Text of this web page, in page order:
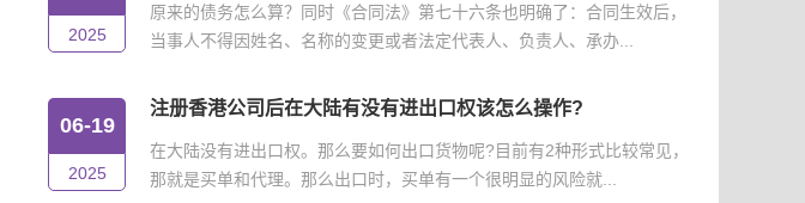
2025
原来的债务怎么算？同时《合同法》第七十六条也明确了：合同生效后，
当事人不得因姓名、名称的变更或者法定代表人、负责人、承办...
06-19
2025
注册香港公司后在大陆有没有进出口权该怎么操作?
在大陆没有进出口权。那么要如何出口货物呢?目前有2种形式比较常见，
那就是买单和代理。那么出口时，买单有一个很明显的风险就...